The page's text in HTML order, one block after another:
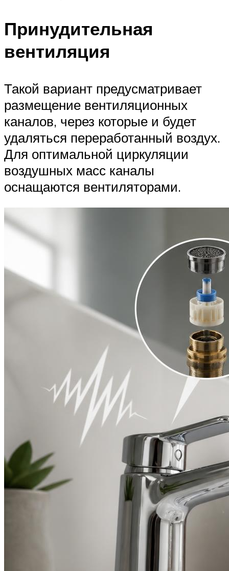
Принудительная
вентиляция
Такой вариант предусматривает
размещение вентиляционных
каналов, через которые и будет
удаляться переработанный воздух.
Для оптимальной циркуляции
воздушных масс каналы
оснащаются вентиляторами.